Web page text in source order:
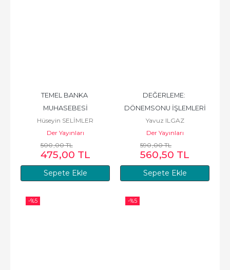
Sepete Ekle
TEMEL BANKA
MUHASEBESİ
Hüseyin SELİMLER
Der Yayınları
500,00TL
475,00 TL
Sepete Ekle
DEĞERLEME:
DÖNEMSONU İŞLEMLERİ
Yavuz ILGAZ
Der Yayınları
590,00TL
560,50 TL
-%5 -%5